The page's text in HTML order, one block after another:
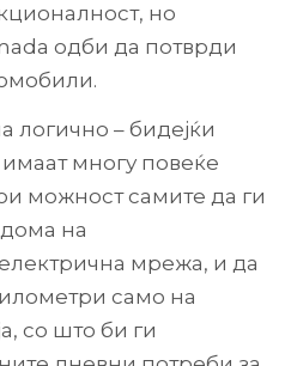
но
одби да потврди
логично – бидејќи
многу повеќе
можност самите да ги
на
мрежа, и да
само на
со што би ги